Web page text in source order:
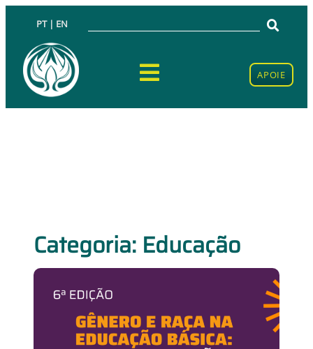
PT | EN
APOIE
Categoria: Educação